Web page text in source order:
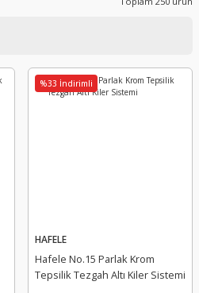
%33 İndirimli
HAFELE
Hafele No.15 Parlak Krom
Tepsilik Tezgah Altı Kiler Sistemi